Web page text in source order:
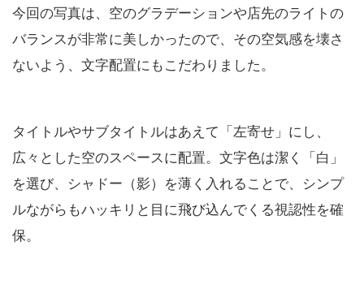
今回の写真は、空のグラデーションや店先のライトの
バランスが非常に美しかったので、その空気感を壊さ
ないよう、文字配置にもこだわりました。
タイトルやサブタイトルはあえて「左寄せ」にし、
広々とした空のスペースに配置。文字色は潔く「白」
を選び、シャドー（影）を薄く入れることで、シンプ
ルながらもハッキリと目に飛び込んでくる視認性を確
保。